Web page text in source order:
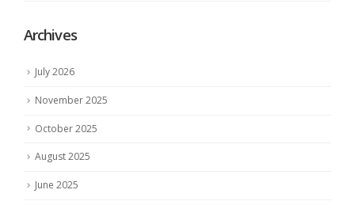
Archives
July 2026
November 2025
October 2025
August 2025
June 2025